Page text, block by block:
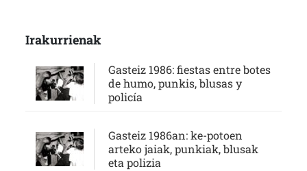
Irakurrienak
Gasteiz 1986: fiestas entre botes
de humo, punkis, blusas y
policía
Gasteiz 1986an: ke-potoen
arteko jaiak, punkiak, blusak
eta polizia